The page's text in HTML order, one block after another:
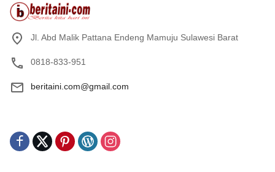
Jl. Abd Malik Pattana Endeng Mamuju Sulawesi Barat
0818-833-951
beritaini.com@gmail.com